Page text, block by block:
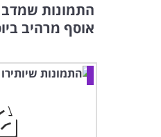
התמונות
אוסף מרהיב